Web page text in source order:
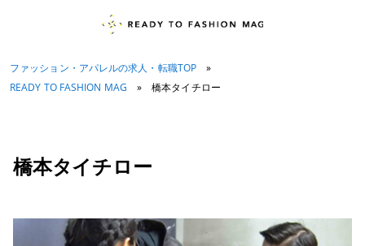
ファッション・アパレルの求人・転職TOP
»
READY TO FASHION MAG
» 橋本タイチロー
橋本タイチロー